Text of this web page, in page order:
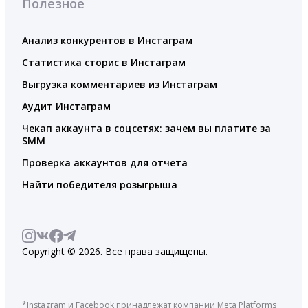
Полезное
Анализ конкурентов в Инстаграм
Статистика сторис в Инстаграм
Выгрузка комментариев из Инстаграм
Аудит Инстаграм
Чекап аккаунта в соцсетях: зачем вы платите за
SMM
Проверка аккаунтов для отчета
Найти победителя розыгрыша
Copyright © 2026. Все права защищены.
*Instagram и Facebook принадлежат компании Meta Platforms